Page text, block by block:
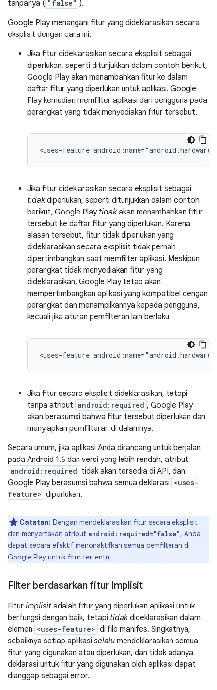
tanpanya ( "false" ).
Google Play menangani fitur yang dideklarasikan secara
eksplisit dengan cara ini:
Jika fitur dideklarasikan secara eksplisit sebagai
diperlukan, seperti ditunjukkan dalam contoh berikut,
Google Play akan menambahkan fitur ke dalam
daftar fitur yang diperlukan untuk aplikasi. Google
Play kemudian memfilter aplikasi dari pengguna pada
perangkat yang tidak menyediakan fitur tersebut.
<uses-feature
Jika fitur dideklarasikan secara eksplisit sebagai
tidakdiperlukan, seperti ditunjukkan dalam contoh
berikut, Google Play tidakakan menambahkan fitur
tersebut ke daftar fitur yang diperlukan. Karena
alasan tersebut, fitur tidak diperlukan yang
dideklarasikan secara eksplisit tidak pernah
dipertimbangkan saat memfilter aplikasi. Meskipun
perangkat tidak menyediakan fitur yang
dideklarasikan, Google Play tetap akan
mempertimbangkan aplikasi yang kompatibel dengan
perangkat dan menampilkannya kepada pengguna,
kecuali jika aturan pemfilteran lain berlaku.
<uses-feature
Jika fitur secara eksplisit dideklarasikan, tetapi
tanpa atribut android:required , Google Play
akan berasumsi bahwa fitur tersebut diperlukan dan
menyiapkan pemfilteran di dalamnya.
Secara umum, jika aplikasi Anda dirancang untuk berjalan
pada Android 1.6 dan versi yang lebih rendah, atribut
android:required tidak akan tersedia di API, dan
Google Play berasumsi bahwa semua deklarasi <uses-
feature> diperlukan.
Catatan: Dengan mendeklarasikan fitur secara eksplisit
dan menyertakan atribut android:required="false", Anda
dapat secara efektif menonaktifkan semua pemfilteran di
Google Play untuk fitur tertentu.
Filter berdasarkan fitur implisit
Fitur implisit adalah fitur yang diperlukan aplikasi untuk
berfungsi dengan baik, tetapi tidakdideklarasikan dalam
elemen <uses-feature> di file manifes. Singkatnya,
sebaiknya setiap aplikasi selalu mendeklarasikan semua
fitur yang digunakan atau diperlukan, dan tidak adanya
deklarasi untuk fitur yang digunakan oleh aplikasi dapat
dianggap sebagai error.